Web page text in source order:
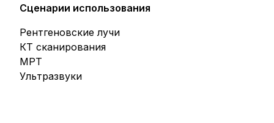
Сценарии использования
КТ сканирования
МРТ
Ультразвуки
Рентгеновские лучи